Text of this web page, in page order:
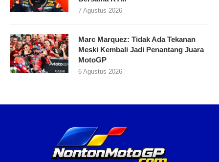
7 Agustus 2026
Marc Marquez: Tidak Ada Tekanan
Meski Kembali Jadi Penantang Juara
MotoGP
6 Agustus 2026